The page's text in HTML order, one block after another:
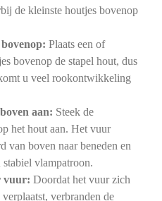
de kleinste houtjes bovenop
Plaats een of
bovenop de stapel hout, dus
u veel rookontwikkeling
aan: Steek de
het hout aan. Het vuur
van boven naar beneden en
vlampatroon.
vuur: Doordat het vuur zich
verbranden de